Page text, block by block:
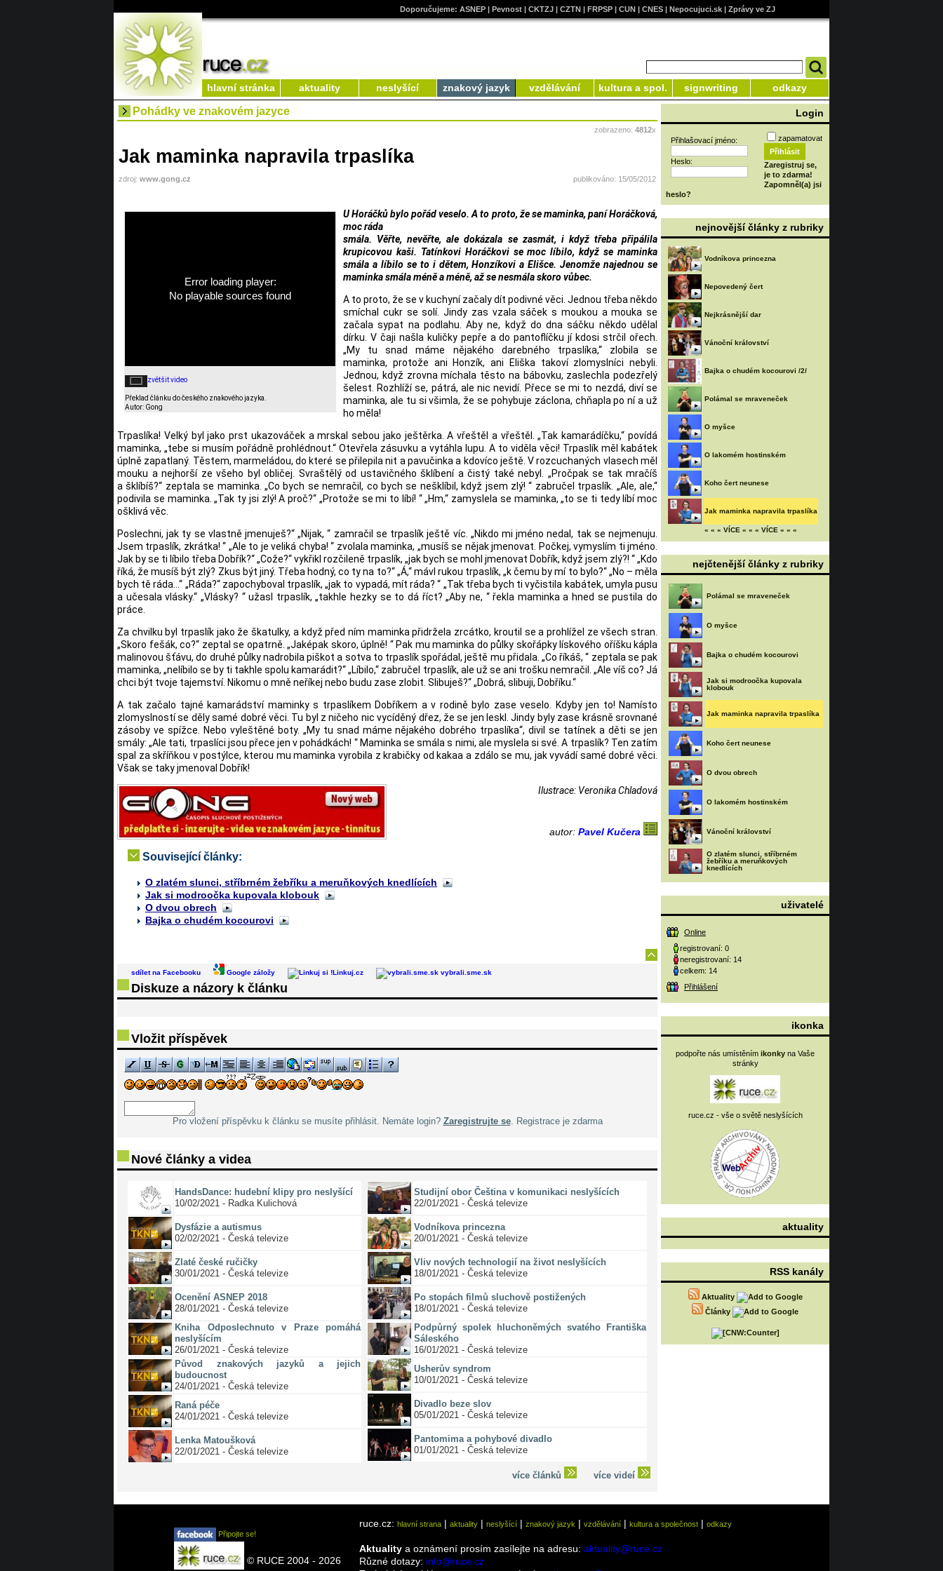
Doporučujeme: ASNEP| Pevnost| CKTZJ| CZTN| FRPSP| CUN| CNES| Nepocujuci.sk| Zprávy ve ZJ
hlavní stránka aktuality neslyšící znakový jazyk vzdělávání kultura a spol. signwriting odkazy
Pohádky ve znakovém jazyce
zobrazeno: 4812x
Jak maminka napravila trpaslíka
zdroj: www.gong.cz publikováno: 15/05/2012
Error loading player:
No playable sources found
zvětšit video
Překlad článku do českého znakového jazyka.
Autor: Gong
U Horáčků bylo pořád veselo. A to proto, že se maminka, paní Horáčková,
moc ráda
smála. Věřte, nevěřte, ale dokázala se zasmát, i když třeba připálila
krupicovou kaši. Tatínkovi Horáčkovi se moc líbilo, když se maminka
smála a líbilo se to i dětem, Honzíkovi a Elišce. Jenomže najednou se
maminka smála méně a méně, až se nesmála skoro vůbec.
A to proto, že se v kuchyní začaly dít podivné věci. Jednou třeba někdo
smíchal cukr se solí. Jindy zas vzala sáček s moukou a mouka se
začala sypat na podlahu. Aby ne, když do dna sáčku někdo udělal
dírku. V čaji našla kuličky pepře a do pantoflíčku jí kdosi strčil ořech.
„My tu snad máme nějakého darebného trpaslíka,“ zlobila se
maminka, protože ani Honzík, ani Eliška takoví zlomyslníci nebyli.
Jednou, když zrovna míchala těsto na bábovku, zaslechla podezřelý
šelest. Rozhlíží se, pátrá, ale nic nevidí. Přece se mi to nezdá, diví se
maminka, ale tu si všimla, že se pohybuje záclona, chňapla po ní a už
ho měla!
Trpaslíka! Velký byl jako prst ukazováček a mrskal sebou jako ještěrka. A vřeštěl a vřeštěl. „Tak kamarádíčku,“ povídá
maminka, „tebe si musím pořádně prohlédnout.“ Otevřela zásuvku a vytáhla lupu. A to viděla věci! Trpaslík měl kabátek
úplně zapatlaný. Těstem, marmeládou, do které se přilepila nit a pavučinka a kdovíco ještě. V rozcuchaných vlasech měl
mouku a nejhorší ze všeho byl obličej. Svraštělý od ustavičného šklíbení a čistý také nebyl. „Pročpak se tak mračíš
a šklíbíš?“ zeptala se maminka. „Co bych se nemračil, co bych se nešklíbil, když jsem zlý! “ zabručel trpaslík. „Ale, ale,“
podivila se maminka. „Tak ty jsi zlý! A proč?“ „Protože se mi to líbí! “ „Hm,“ zamyslela se maminka, „to se ti tedy líbí moc
ošklivá věc.
Poslechni, jak ty se vlastně jmenuješ?“ „Nijak, “ zamračil se trpaslík ještě víc. „Nikdo mi jméno nedal, tak se nejmenuju.
Jsem trpaslík, zkrátka! “ „Ale to je veliká chyba! “ zvolala maminka, „musíš se nějak jmenovat. Počkej, vymyslím ti jméno.
Jak by se ti líbilo třeba Dobřík?“ „Cože?“ vykřikl rozčileně trpaslík, „jak bych se mohl jmenovat Dobřík, když jsem zlý?! “ „Kdo
říká, že musíš být zlý? Zkus být jiný. Třeba hodný, co ty na to?“ „Á,“ mávl rukou trpaslík, „k čemu by mí to bylo?“ „No – měla
bych tě ráda…“ „Ráda?“ zapochyboval trpaslík, „jak to vypadá, mít ráda? “ „Tak třeba bych ti vyčistila kabátek, umyla pusu
a učesala vlásky.“ „Vlásky? “ užasl trpaslík, „takhle hezky se to dá říct? „Aby ne, “ řekla maminka a hned se pustila do
práce.
Za chvilku byl trpaslík jako že škatulky, a když před ním maminka přidržela zrcátko, kroutil se a prohlížel ze všech stran.
„Skoro fešák, co?“ zeptal se opatrně. „Jaképak skoro, úplně! “ Pak mu maminka do půlky skořápky lískového oříšku kápla
malinovou šťávu, do druhé půlky nadrobila piškot a sotva to trpaslík spořádal, ještě mu přidala. „Co říkáš, “ zeptala se pak
maminka, „nelíbilo se by ti takhle spolu kamarádit?“ „Líbilo,“ zabručel trpaslík, ale už se ani trošku nemračil. „Ale víš co? Já
chci být tvoje tajemství. Nikomu o mně neříkej nebo budu zase zlobit. Slibuješ?“ „Dobrá, slibuji, Dobříku.“
A tak začalo tajné kamarádství maminky s trpaslíkem Dobříkem a v rodině bylo zase veselo. Kdyby jen to! Namísto
zlomyslností se děly samé dobré věci. Tu byl z ničeho nic vycíděný dřez, že se jen leskl. Jindy byly zase krásně srovnané
zásoby ve spížce. Nebo vyleštěné boty. „My tu snad máme nějakého dobrého trpaslíka“, divil se tatínek a děti se jen
smály: „Ale tati, trpaslíci jsou přece jen v pohádkách! “ Maminka se smála s nimi, ale myslela si své. A trpaslík? Ten zatím
spal za skříňkou v postýlce, kterou mu maminka vyrobila z krabičky od kakaa a zdálo se mu, jak vyvádí samé dobré věci.
Však se taky jmenoval Dobřík!
Ilustrace: Veronika Chladová
autor: Pavel Kučera
Související články:
O zlatém slunci, stříbrném žebříku a meruňkových knedlících
Jak si modroočka kupovala klobouk
O dvou obrech
Bajka o chudém kocourovi
sdílet na Facebooku Google záložy Linkuj.cz vybrali.sme.sk
Diskuze a názory k článku
Vložit příspěvek
Pro vložení příspěvku k článku se musíte přihlásit. Nemáte login? Zaregistrujte se. Registrace je zdarma
Nové články a videa
HandsDance: hudební klipy pro neslyšící
10/02/2021 - Radka Kulichová
Dysfázie a autismus
02/02/2021 - Česká televize
Zlaté české ručičky
30/01/2021 - Česká televize
Ocenění ASNEP 2018
28/01/2021 - Česká televize
Kniha Odposlechnuto v Praze pomáhá
neslyšícím
26/01/2021 - Česká televize
Původ znakových jazyků a jejich
budoucnost
24/01/2021 - Česká televize
Raná péče
24/01/2021 - Česká televize
Lenka Matoušková
22/01/2021 - Česká televize
Studijní obor Čeština v komunikaci neslyšících
22/01/2021 - Česká televize
Vodníkova princezna
20/01/2021 - Česká televize
Vliv nových technologií na život neslyšících
18/01/2021 - Česká televize
Po stopách filmů sluchově postižených
18/01/2021 - Česká televize
Podpůrný spolek hluchoněmých svatého Františka
Sáleského
16/01/2021 - Česká televize
Usherův syndrom
10/01/2021 - Česká televize
Divadlo beze slov
05/01/2021 - Česká televize
Pantomima a pohybové divadlo
01/01/2021 - Česká televize
více článků více videí
Login
Přihlašovací jméno:
Heslo:
zapamatovat
Zaregistruj se,
je to zdarma!
Zapomněl(a) jsi
heslo?
nejnovější články z rubriky
Vodníkova princezna
Nepovedený čert
Nejkrásnější dar
Vánoční království
Bajka o chudém kocourovi /2/
Polámal se mraveneček
O myšce
O lakomém hostinském
Koho čert neunese
Jak maminka napravila trpaslíka
« « « VÍCE « « « VÍCE « « «
nejčtenější články z rubriky
Polámal se mraveneček
O myšce
Bajka o chudém kocourovi
Jak si modroočka kupovala
klobouk
Jak maminka napravila trpaslíka
Koho čert neunese
O dvou obrech
O lakomém hostinském
Vánoční království
O zlatém slunci, stříbrném
žebříku a meruňkových
knedlících
uživatelé
Online
registrovaní: 0
neregistrovaní: 14
celkem: 14
Přihlášení
ikonka
podpořte nás umístěním ikonky na Vaše
stránky
ruce.cz - vše o světě neslyšících
aktuality
RSS kanály
Aktuality
Články
Připojte se!
© RUCE 2004 - 2026
ruce.cz: hlavní strana| aktuality| neslyšící| znakový jazyk | vzdělávání| kultura a společnost| odkazy
Aktuality a oznámení prosím zasílejte na adresu: aktuality@ruce.cz
Různé dotazy: info@ruce.cz